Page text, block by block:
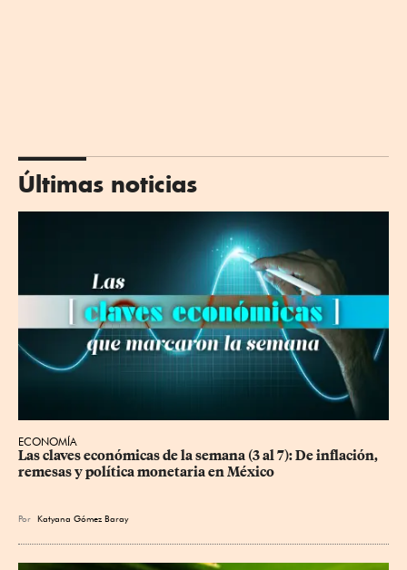
Últimas noticias
ECONOMÍA
Las claves económicas de la semana (3 al 7): De inflación,
remesas y política monetaria en México
Por Katyana Gómez Baray